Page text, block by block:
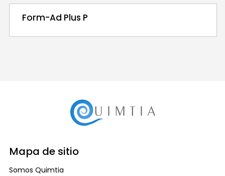
Form-Ad Plus P
Mapa de sitio
Somos Quimtia